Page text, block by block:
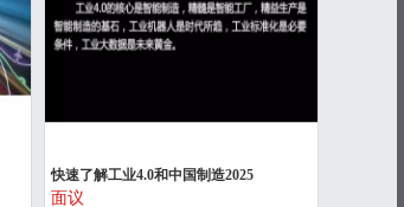
快速了解工业4.0和中国制造2025
面议